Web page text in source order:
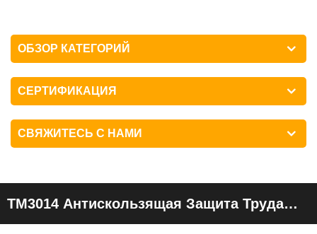
ОБЗОР КАТЕГОРИЙ
СЕРТИФИКАЦИЯ
СВЯЖИТЕСЬ С НАМИ
TM3014 Антискользящая Защита Труда